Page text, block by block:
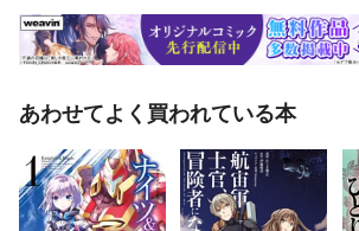
あわせてよく買われている本